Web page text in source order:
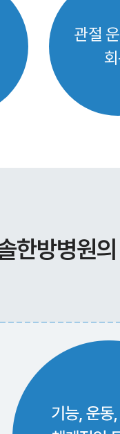
관절
한방병원